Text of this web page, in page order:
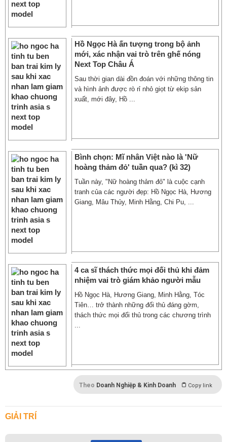
Hồ Ngọc Hà ấn tượng trong bộ ảnh
mới, xác nhận vai trò trên ghế nóng
Next Top Châu Á
Sau thời gian dài đồn đoán với những thông tin
và hình ảnh được rò rỉ nhỏ giọt từ ekip sản
xuất, mới đây, Hồ ...
Bình chọn: Mĩ nhân Việt nào là 'Nữ
hoàng thảm đỏ' tuần qua? (kì 32)
Tuần này, "Nữ hoàng thảm đỏ" là cuộc cạnh
tranh của các người đẹp: Hồ Ngọc Hà, Hương
Giang, Mâu Thủy, Minh Hằng, Chi Pu, ...
4 ca sĩ thách thức mọi đối thủ khi đảm
nhiệm vai trò giám khảo người mẫu
Hồ Ngọc Hà, Hương Giang, Minh Hằng, Tóc
Tiên… trở thành những đối thủ đáng gờm,
thách thức mọi đối thủ trong các chương trình
...
Theo Doanh Nghiệp & Kinh Doanh Copy link
GIẢI TRÍ